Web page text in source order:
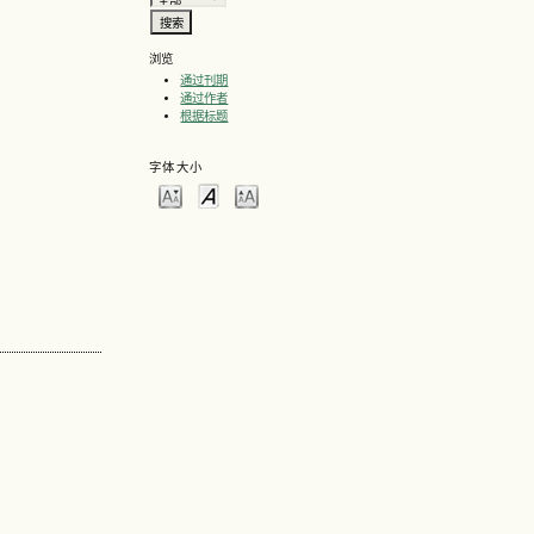
浏览
通过刊期
通过作者
根据标题
字体大小